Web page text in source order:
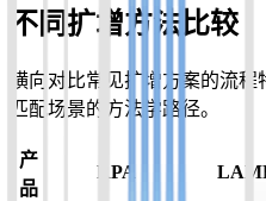
不同扩增方法比较
横向对比常见扩增方案的流程
匹配场景的方法学路径。
产
品
RPA